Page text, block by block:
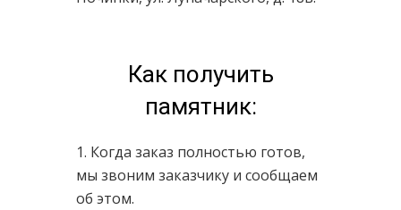
Как получить
памятник:
1. Когда заказ полностью готов,
мы звоним заказчику и сообщаем
об этом.